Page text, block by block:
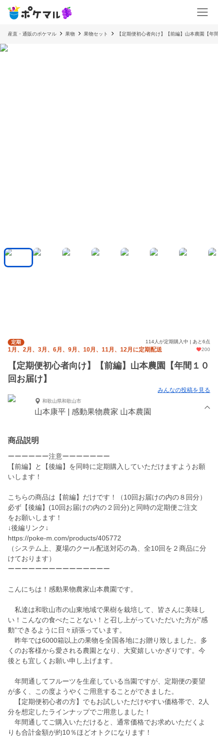
産直・通販のポケマル 果物 果物セット 【定期便初心者向け】【前編】山本農園【年
定期 114人が定期購入中 | あと6点
1月、2月、3月、6月、9月、10月、11月、12月に定期配送 200
【定期便初心者向け】【前編】山本農園【年間１０
回お届け】
みんなの投稿を見る
和歌山県和歌山市
山本康平 | 感動果物農家 山本農園
商品説明
ーーーーーー注意ーーーーーーー
【前編】と【後編】を同時に定期購入していただけますようお願
いします！
こちらの商品は【前編】だけです！（10回お届けの内の８回分）
必ず【後編】(10回お届けの内の２回分)と同時の定期便ご注文
をお願いします！
↓後編リンク↓
https://poke-m.com/products/405772
（システム上、夏場のクール配送対応の為、全10回を２商品に分
けております）
ーーーーーーーーーーーーーーー
こんにちは！感動果物農家山本農園です。
私達は和歌山市の山東地域で果樹を栽培して、皆さんに美味し
い！こんなの食べたことない！と召し上がっていただいた方が”感
動”できるように日々頑張っています。
昨年では6000箱以上の果物を全国各地にお贈り致しました。多
くのお客様から愛される農園となり、大変嬉しいかぎりです。今
後とも宜しくお願い申し上げます。
年間通してフルーツを生産している当園ですが、定期便の要望
が多く、この度ようやくご用意することができました。
【定期便初心者の方】でもお試しいただけやすい価格帯で、2人
分を想定したラインナップでご用意しました！
年間通してご購入いただけると、通常価格でお求めいただくよ
りも合計金額が約10％ほどオトクになります！